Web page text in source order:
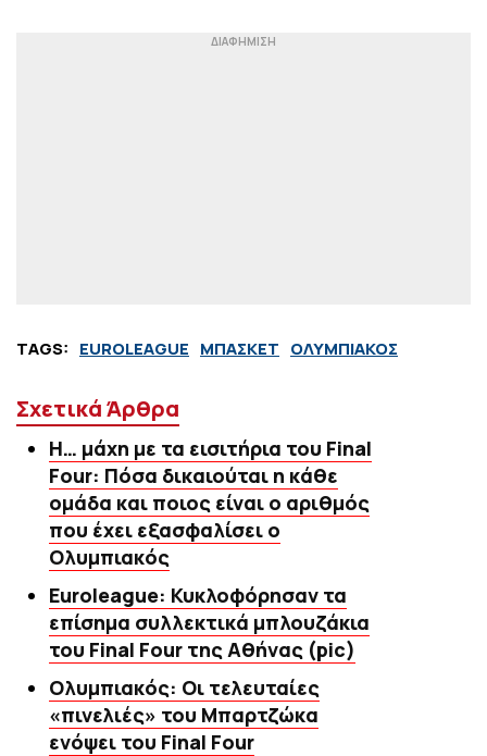
TAGS: EUROLEAGUE ΜΠΑΣΚΕΤ ΟΛΥΜΠΙΑΚΟΣ
Σχετικά Άρθρα
Η… μάχη με τα εισιτήρια του Final
Four: Πόσα δικαιούται η κάθε
ομάδα και ποιος είναι ο αριθμός
που έχει εξασφαλίσει ο
Ολυμπιακός
Euroleague: Κυκλοφόρησαν τα
επίσημα συλλεκτικά μπλουζάκια
του Final Four της Αθήνας (pic)
Ολυμπιακός: Οι τελευταίες
«πινελιές» του Μπαρτζώκα
ενόψει του Final Four